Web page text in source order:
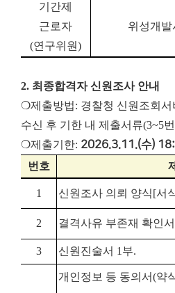
기간제
근로자
(연구위원)
위성개발
2. 최종합격자 신원조사 안내
❍제출방법: 경찰청 신원조회
수신 후 기한 내 제출서류(3~5
❍제출기한: 2026.3.11.(수)
번호
1 신원조사 의뢰 양식[서
2 결격사유 부존재 확인서
3 신원진술서 1 부.
개인정보 등 동의서(약